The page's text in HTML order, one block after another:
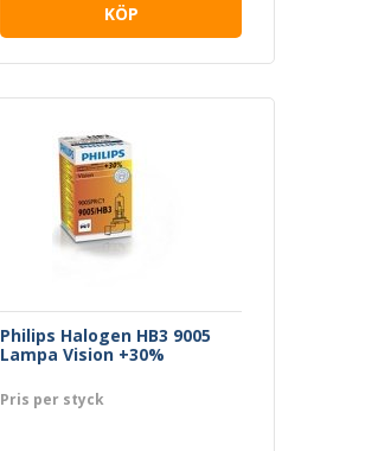
KÖP
Philips Halogen HB3 9005
Lampa Vision +30%
Pris per styck